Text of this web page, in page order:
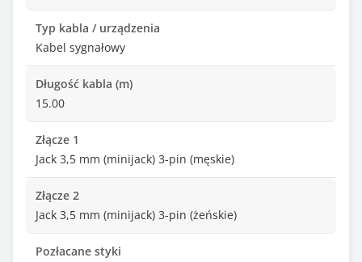
Typ kabla / urządzenia
Kabel sygnałowy
Długość kabla (m)
15.00
Złącze 1
Jack 3,5 mm (minijack) 3-pin (męskie)
Złącze 2
Jack 3,5 mm (minijack) 3-pin (żeńskie)
Pozłacane styki